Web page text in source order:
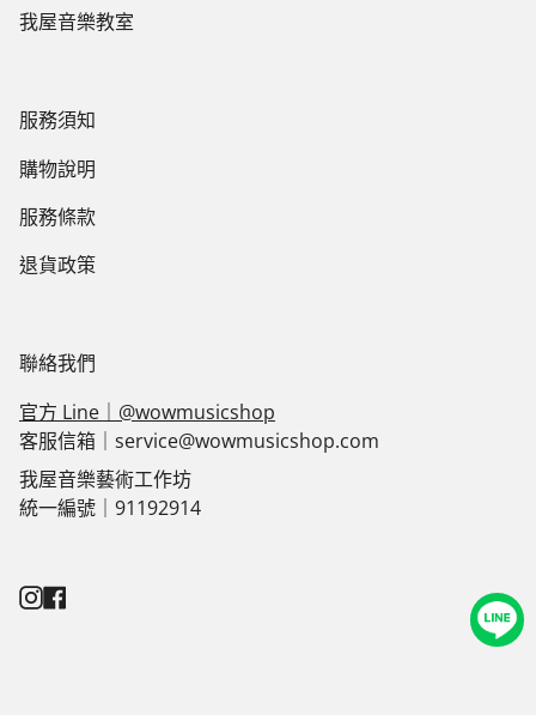
我屋音樂教室
服務須知
購物說明
服務條款
退貨政策
聯絡我們
官方 Line｜@wowmusicshop
客服信箱｜service@wowmusicshop.com
我屋音樂藝術工作坊
統一編號｜91192914
Instagram